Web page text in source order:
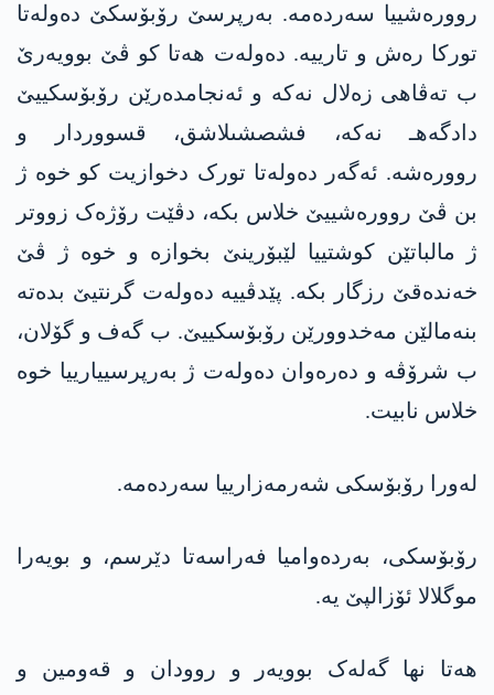
روورەشییا سەردەمە. بەرپرسێ رۆبۆسکێ دەولەتا
تورکا رەش و تارییە. دەولەت ھەتا کو ڤێ بوویەرێ
ب تەڤاھی زەلال نەکە و ئەنجامدەرێن رۆبۆسکییێ
دادگەهـ نەکە، فشصشىلاشق، قسووردار و
روورەشە. ئەگەر دەولەتا تورک دخوازیت کو خوە ژ
بن ڤێ روورەشییێ خلاس بکە، دڤێت رۆژەک زووتر
ژ مالباتێن کوشتییا لێبۆرینێ بخوازە و خوە ژ ڤێ
خەندەقێ رزگار بکە. پێدڤییە دەولەت گرنتیێ بدەتە
بنەمالێن مەخدوورێن رۆبۆسکییێ. ب گەف و گۆلان،
ب شرۆڤە و دەرەوان دەولەت ژ بەرپرسییارییا خوە
خلاس نابیت.
لەورا رۆبۆسکی شەرمەزارییا سەردەمە.
رۆبۆسکی، بەردەوامیا فەراسەتا دێرسم، و بویەرا
موگلالا ئۆزالپێ یە.
ھەتا نھا گەلەک بوویەر و روودان و قەومین و